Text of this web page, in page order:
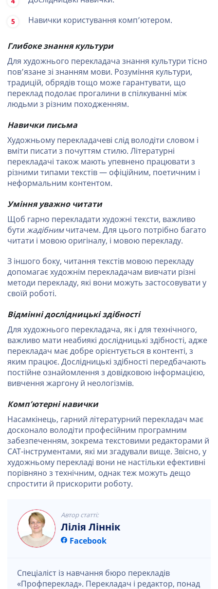
Навички користування комп’ютером.
Глибоке знання культури
Для художнього перекладача знання культури тісно
пов’язане зі знанням мови. Розуміння культури,
традицій, обрядів тощо може гарантувати, що
переклад подолає прогалини в спілкуванні між
людьми з різним походженням.
Навички письма
Художньому перекладачеві слід володіти словом і
вміти писати з почуттям стилю. Літературні
перекладачі також мають упевнено працювати з
різними типами текстів — офіційним, поетичним і
неформальним контентом.
Уміння уважно читати
Щоб гарно перекладати художні тексти, важливо
бути жадібнимчитачем. Для цього потрібно багато
читати і мовою оригіналу, і мовою перекладу.
З іншого боку, читання текстів мовою перекладу
допомагає художнім перекладачам вивчати різні
методи перекладу, які вони можуть застосовувати у
своїй роботі.
Відмінні дослідницькі здібності
Для художнього перекладача, як і для технічного,
важливо мати неабиякі дослідницькі здібності, адже
перекладач має добре орієнтується в контенті, з
яким працює. Дослідницькі здібності передбачають
постійне ознайомлення з довідковою інформацією,
вивчення жаргону й неологізмів.
Комп’ютерні навички
Насамкінець, гарний літературний перекладач має
досконало володіти професійним програмним
забезпеченням, зокрема текстовими редакторами й
CAT-інструментами, які ми згадували вище. Звісно, у
художньому перекладі вони не настільки ефективні
порівняно з технічним, однак теж можуть дещо
спростити й прискорити роботу.
Автор статті:
Лілія Ліннік
Facebook
Спеціаліст із навчання бюро перекладів
«Профпереклад». Перекладач і редактор, понад